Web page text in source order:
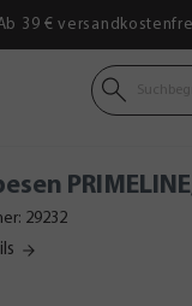
39 €
29232